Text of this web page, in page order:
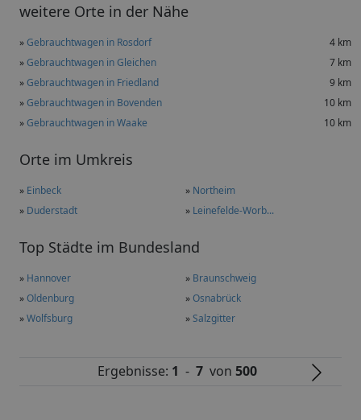
weitere Orte in der Nähe
»Gebrauchtwagen in Rosdorf
4 km
»Gebrauchtwagen in Gleichen
7 km
»Gebrauchtwagen in Friedland
9 km
»Gebrauchtwagen in Bovenden
10 km
»Gebrauchtwagen in Waake 10 km
Orte im Umkreis
» Einbeck » Northeim
» Duderstadt » Leinefelde-Worb...
Top Städte im Bundesland
» Hannover » Braunschweig
»Oldenburg »Osnabrück
»Wolfsburg »Salzgitter
Ergebnisse: 1 - 7von 500